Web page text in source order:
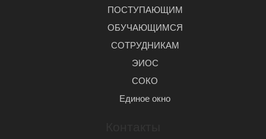
ПОСТУПАЮЩИМ
ОБУЧАЮЩИМСЯ
СОТРУДНИКАМ
ЭИОС
СОКО
Единое окно